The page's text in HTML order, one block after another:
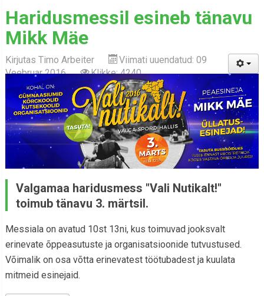
Haridusmessil esineb tänavu
Mikk Mäe
Kirjutas Timo Arbeiter
Viimati uuendatud: 09
Veebruar 2016
Klikke: 4240
Valgamaa haridusmess "Vali Nutikalt!"
toimub tänavu 3. märtsil.
Messiala on avatud 10st 13ni, kus toimuvad jooksvalt
erinevate õppeasutuste ja organisatsioonide tutvustused.
Võimalik on osa võtta erinevatest töötubadest ja kuulata
mitmeid esinejaid.